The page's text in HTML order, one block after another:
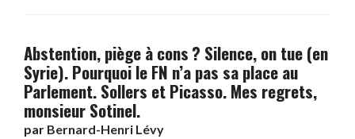
Abstention, piège à cons ? Silence, on tue (en
Syrie). Pourquoi le FN n’a pas sa place au
Parlement. Sollers et Picasso. Mes regrets,
monsieur Sotinel.
par Bernard-Henri Lévy